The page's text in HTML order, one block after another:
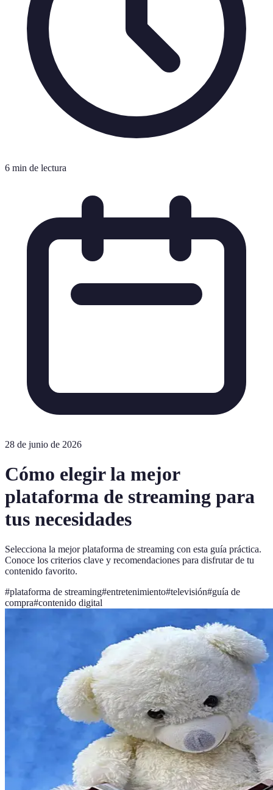
6 min de lectura
28 de junio de 2026
Cómo elegir la mejor
plataforma de streaming para
tus necesidades
Selecciona la mejor plataforma de streaming con esta guía práctica.
Conoce los criterios clave y recomendaciones para disfrutar de tu
contenido favorito.
#plataforma de streaming#entretenimiento#televisión#guía de
compra#contenido digital